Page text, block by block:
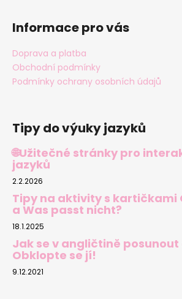
Informace pro vás
Doprava a platba
Obchodní podmínky
Podmínky ochrany osobních údajů
Tipy do výuky jazyků
🌐Užitečné stránky pro
jazyků
2.2.2026
Tipy na aktivity s kartičkami
a Was passt nicht?
18.1.2025
Jak se v angličtině posunout
Obklopte se jí!
9.12.2021